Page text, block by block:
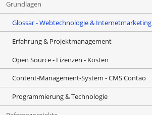
Grundlagen
Glossar - Webtechnologie & Internetmarketing
Erfahrung & Projektmanagement
Open Source - Lizenzen - Kosten
Content-Management-System - CMS Contao
Programmierung & Technologie